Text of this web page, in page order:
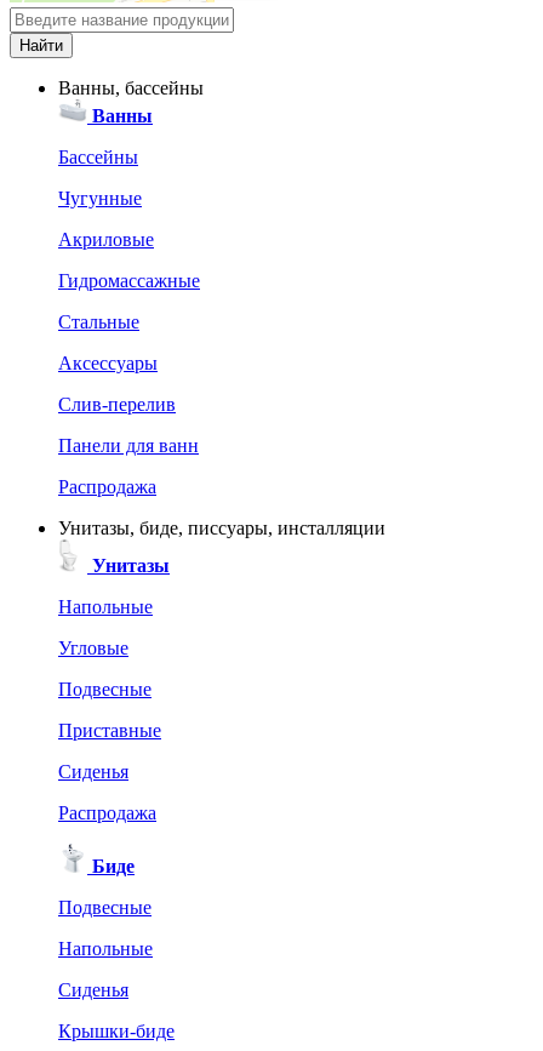
Ванны, бассейны
Ванны
Бассейны
Чугунные
Акриловые
Гидромассажные
Стальные
Аксессуары
Слив-перелив
Панели для ванн
Распродажа
Унитазы, биде, писсуары, инсталляции
Унитазы
Напольные
Угловые
Подвесные
Приставные
Сиденья
Распродажа
Биде
Подвесные
Напольные
Сиденья
Крышки-биде